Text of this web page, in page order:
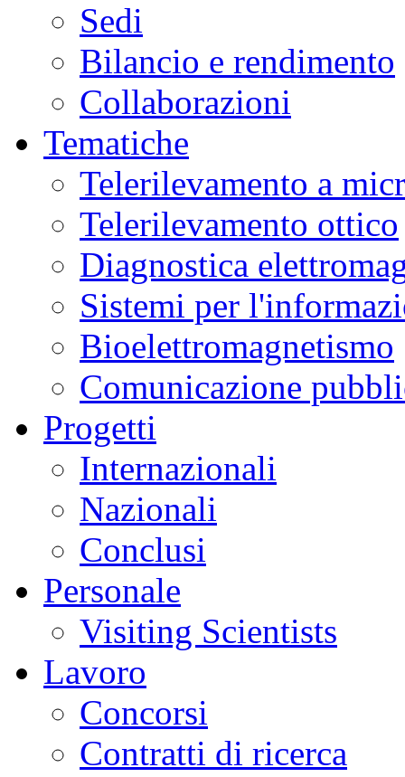
Sedi
Bilancio e rendimento
Collaborazioni
Tematiche
Telerilevamento a
Telerilevamento ottico
Diagnostica
Sistemi per
Bioelettromagnetismo
Comunicazione
Progetti
Internazionali
Nazionali
Conclusi
Personale
Visiting Scientists
Lavoro
Concorsi
Contratti di ricerca